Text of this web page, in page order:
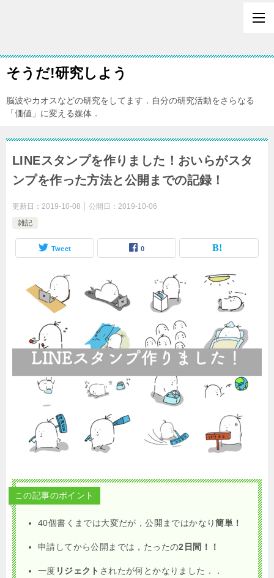
そうだ!研究しよう
脳波やカオスなどの研究をしてます．自分の研究活動をさらなる
「価値」に変える媒体．
LINEスタンプを作りました！おいらがスタ
ンプを作った方法と公開までの記録！
更新日： 2019-10-08 公開日： 2019-10-06
雑記
Tweet 0
この記事のポイント
40個書くまでは大変だが，公開まではかなり簡単！
申請してから公開までは，たったの2日間！！
一度 リジェクト されたが何とかなりました．．